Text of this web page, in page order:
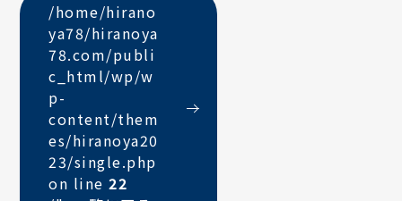
/home/hirano
ya78/hiranoya
78.com/publi
c_html/wp/w
p-
content/them
es/hiranoya20
23/single.php
on line22